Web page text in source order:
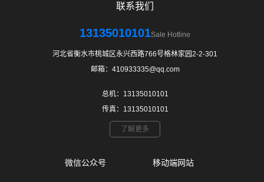
联系我们
13135010101Sale Hotline
河北省衡水市桃城区永兴西路766号格林家园2-2-301
邮箱：410933335@qq.com
总机：13135010101
传真：13135010101
了解更多
微信公众号 移动端网站